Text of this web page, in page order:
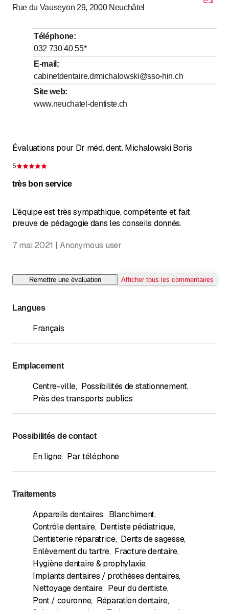
Mardi
Mercredi
7:30- jusqu’à
17:00
Jeudi
Vendredi
Samedi
Fermé
Dimanche
Rue du Vauseyon 29, 2000 Neuchâtel
Téléphone:
032 730 40 55*
E-mail :
cabinetdentaire.drmichalowski@sso-hin.ch
Site web:
www.neuchatel-dentiste.ch
Évaluations pour Dr méd. dent. Michalowski Boris
5
très bon service
L'équipe est très sympathique, compétente et fait
preuve de pédagogie dans les conseils donnés.
7 mai 2021 | Anonymous user
Remettre une évaluation Afficher tous les commentaires
Langues
Français
Emplacement
Centre-ville, Possibilités de stationnement,
Près des transports publics
Possibilités de contact
En ligne, Par téléphone
Traitements
Appareils dentaires, Blanchiment,
Contrôle dentaire, Dentiste pédiatrique,
Dentisterie réparatrice, Dents de sagesse,
Enlèvement du tartre, Fracture dentaire,
Hygiène dentaire & prophylaxie,
Implants dentaires / prothèses dentaires,
Nettoyage dentaire, Peur du dentiste,
Pont / couronne, Réparation dentaire,